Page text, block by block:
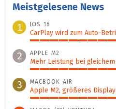
Meistgelesene News
1
IOS 16
CarPlay wird zum Auto-
100%
2 APPLE M2
Mehr Leistung bei
89%
3 MACBOOK AIR
Apple M2, größeres
55%